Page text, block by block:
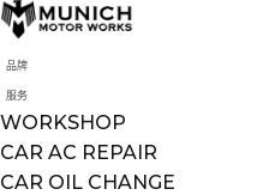
品牌
服务
WORKSHOP
CAR AC REPAIR
CAR OIL CHANGE